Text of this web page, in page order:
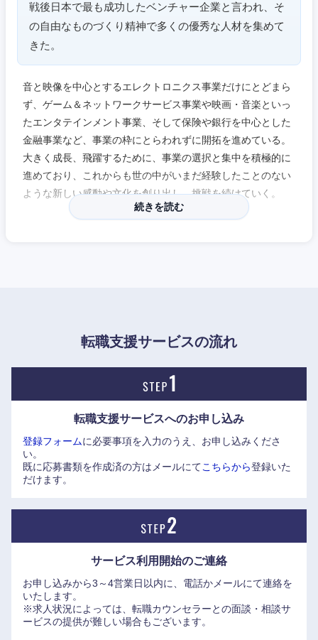
戦後日本で最も成功したベンチャー企業と言われ、そ
の自由なものづくり精神で多くの優秀な人材を集めて
きた。
音と映像を中心とするエレクトロニクス事業だけにとどまら
ず、ゲーム＆ネットワークサービス事業や映画・音楽といっ
たエンタテインメント事業、そして保険や銀行を中心とした
金融事業など、事業の枠にとらわれずに開拓を進めている。
大きく成長、飛躍するために、事業の選択と集中を積極的に
進めており、これからも世の中がいまだ経験したことのない
ような新しい感動や文化を創り出し、挑戦を続けていく。
・オーディオ：1950年、日本初のテープレコーダーを発売。
ディオ機器にいたるまで幅広い商品群を展開。
・カメラ：1985年に家庭用ビデオカメラハンディカムを発
だける商品群を通して、ソニーならではの映像体験を提案。
・業務用機器・ソリューション：放送用・業務用機器の分野
で50年以上にわたって技術を磨き、圧倒的な世界シェアを誇
る。
ス分野の技術を活かしたプリンターやカメラ、レコーダー、
モニターなど様々な医療用映像機器を提供。
して以来、ソニーは半導体分野において独創的な商品づく
り、市場の創出に貢献。
・モバイル：カメラ、音楽、映像などの体験をユーザーに提
供してきたXperia・スマートフォンが現在の中心。
続きを読む
転職支援サービスの流れ
転職支援サービスへのお申し込み
登録フォームに必要事項を入力のうえ、お申し込みくださ
い。
既に応募書類を作成済の方はメールにてこちらから登録いた
だけます。
サービス利用開始のご連絡
お申し込みから3～4営業日以内に、電話かメールにて連絡を
いたします。
※求人状況によっては、転職カウンセラーとの面談・相談サ
ービスの提供が難しい場合もございます。
中国・四国地方
高知県